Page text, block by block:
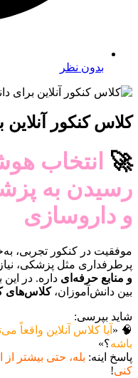
بدون نظر
کلاس کنکور
🚀 انتخاب
رسیدن به
و داروسازی
موفقیت در کنکور تجربی،
پرطرفداری مثل پزشکی،
و منابع حرفه‌ای داره. در
بین دانش‌آموزان،کلاس‌های
شاید بپرسی:
🧠 « آیا کلاس آنلاین واقعاً
باشه؟»
پاسخ اینه: بله، حتی بیشتر
کنی!